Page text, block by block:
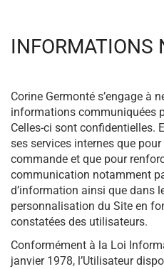
INFORMATIONS
Corine Germonté s’engage à
informations communiquées
Celles-ci sont confidentielles.
ses services internes que
commande et que pour
communication notamment
d’information ainsi que dans
personnalisation du Site en
constatées des utilisateurs.
Conformément à la Loi
janvier 1978, l’Utilisateur